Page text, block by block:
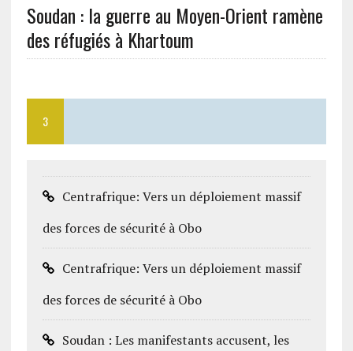
Soudan : la guerre au Moyen-Orient ramène
des réfugiés à Khartoum
3
Centrafrique: Vers un déploiement massif
des forces de sécurité à Obo
Centrafrique: Vers un déploiement massif
des forces de sécurité à Obo
Soudan : Les manifestants accusent, les